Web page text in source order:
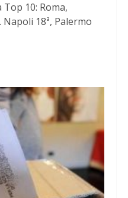
10: Roma,
18ª, Palermo